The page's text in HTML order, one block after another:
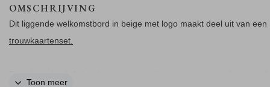
OMSCHRIJVING
Dit liggende welkomstbord in beige met logo maakt deel uit van een
trouwkaartenset.
Toon meer